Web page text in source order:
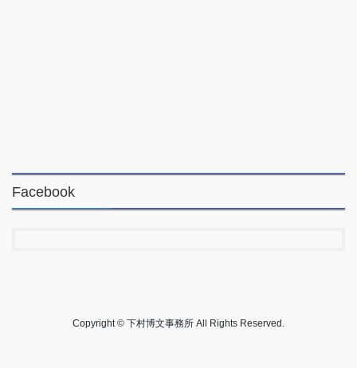
Facebook
Copyright © 下村博文事務所 All Rights Reserved.